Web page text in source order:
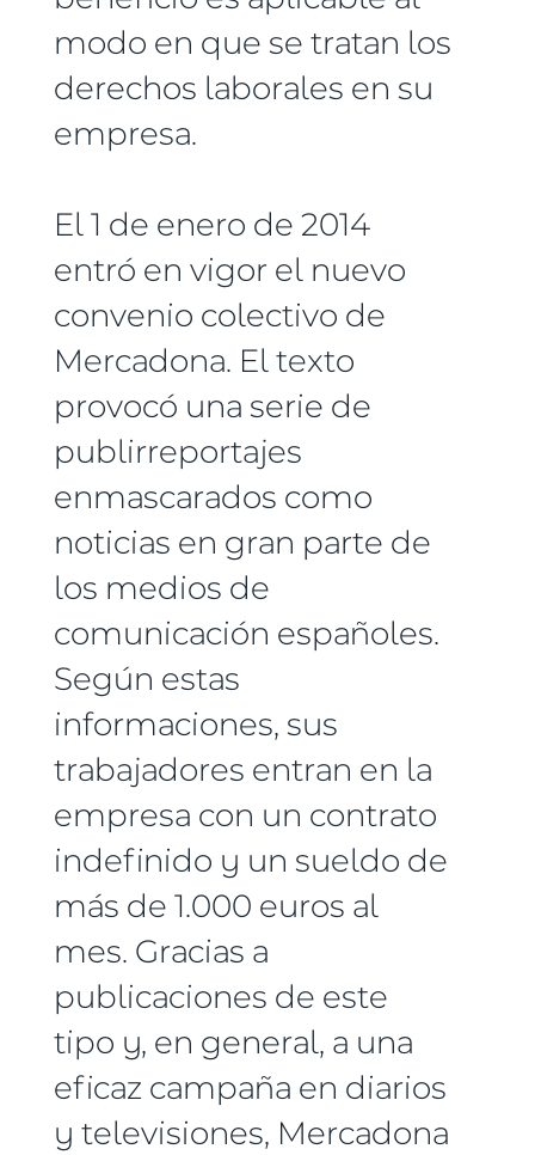
modo en que se tratan los
derechos laborales en su
empresa.
El 1 de enero de 2014
entró en vigor el nuevo
convenio colectivo de
Mercadona. El texto
provocó una serie de
publirreportajes
enmascarados como
noticias en gran parte de
los medios de
comunicación españoles.
Según estas
informaciones, sus
trabajadores entran en la
empresa con un contrato
indefinido y un sueldo de
más de 1.000 euros al
mes. Gracias a
publicaciones de este
tipo y, en general, a una
eficaz campaña en diarios
y televisiones, Mercadona